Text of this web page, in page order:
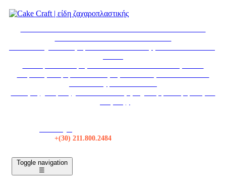
+(30) 211.800.2484
Toggle navigation
☰